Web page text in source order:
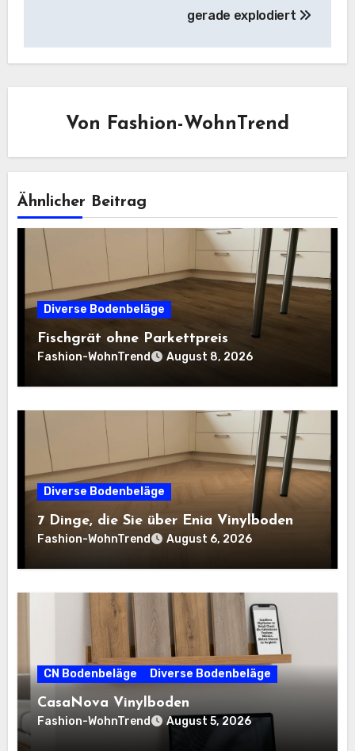
gerade explodiert
Von Fashion-WohnTrend
Ähnlicher Beitrag
Diverse Bodenbeläge
Fischgrät ohne Parkettpreis
Fashion-WohnTrend August 8, 2026
Diverse Bodenbeläge
7 Dinge, die Sie über Enia Vinylboden
Fashion-WohnTrend August 6, 2026
CN Bodenbeläge Diverse Bodenbeläge
CasaNova Vinylboden
Fashion-WohnTrend August 5, 2026